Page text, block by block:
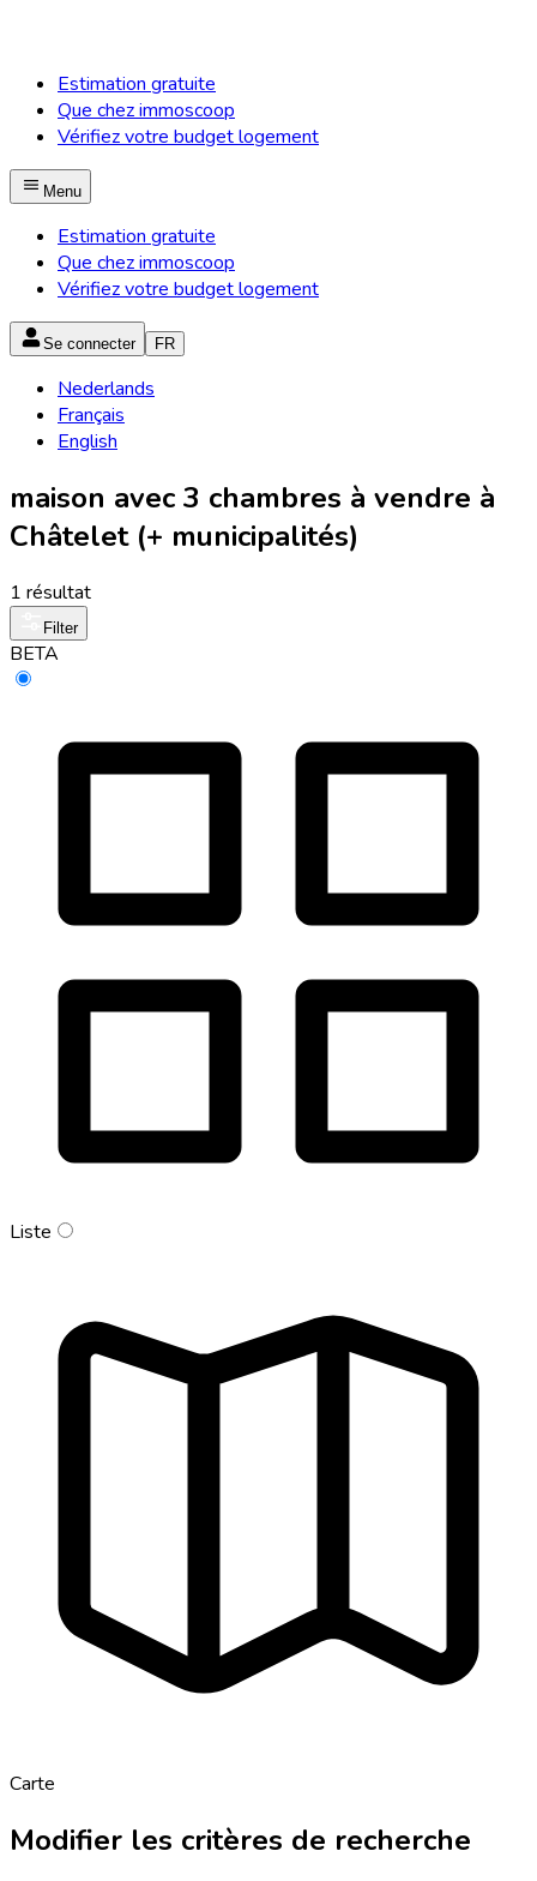
Estimation gratuite
Que chez immoscoop
Vérifiez votre budget logement
Menu
Estimation gratuite
Que chez immoscoop
Vérifiez votre budget logement
Se connecter FR
Nederlands
Français
English
maison avec 3 chambres à vendre à
Châtelet (+ municipalités)
1 résultat
Filter
BETA
Liste
Carte
Modifier les critères de recherche